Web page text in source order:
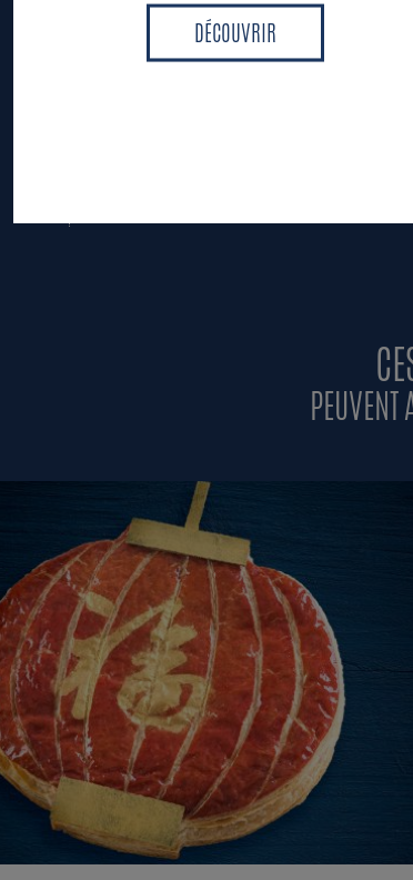
Apprêt: 1 heure 15 à 27°C.
Ajoutez de la fleur de sel sur le centre
DÉCOUVRIR
DÉCOUVRIR